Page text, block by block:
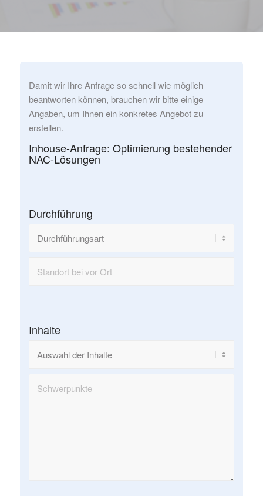
Damit wir Ihre Anfrage so schnell wie möglich
beantworten können, brauchen wir bitte einige
Angaben, um Ihnen ein konkretes Angebot zu
erstellen.
Inhouse-Anfrage: Optimierung bestehender
NAC-Lösungen
Durchführung
Inhalte